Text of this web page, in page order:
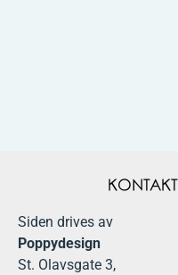
Siden drives av
Poppydesign
St. Olavsgate 3,